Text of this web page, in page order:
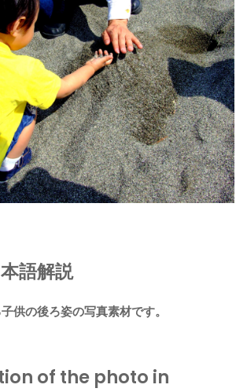
語解説
供の後ろ姿の写真素材です。
of the photo in